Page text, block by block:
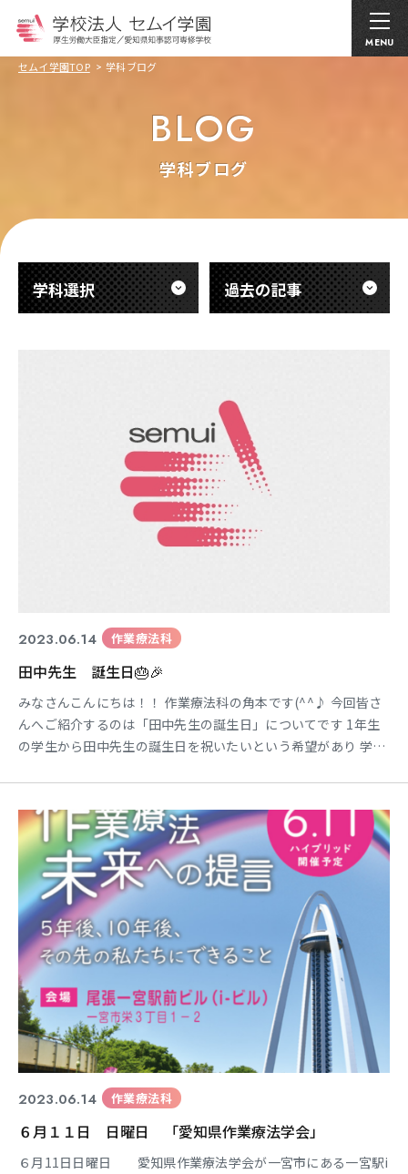
MENU
セムイ学園TOP 学科ブログ
BLOG
学科ブログ
学科選択 過去の記事
2023.06.14 作業療法科
田中先生 誕生日🎂🎉
みなさんこんにちは！！ 作業療法科の角本です(^^♪ 今回皆さ
んへご紹介するのは「田中先生の誕生日」についてです 1年生
の学生から田中先生の誕生日を祝いたいという希望があり 学生
https://youtu.be/pEkNIBOcKec 田中先生も嬉しそうでした
(^^♪ 良かったですね～♪ 作業療
2023.06.14 作業療法科
６月１１日 日曜日 「愛知県作業療法学会」
６月11日日曜日 愛知県作業療法学会が一宮市にある一宮駅i